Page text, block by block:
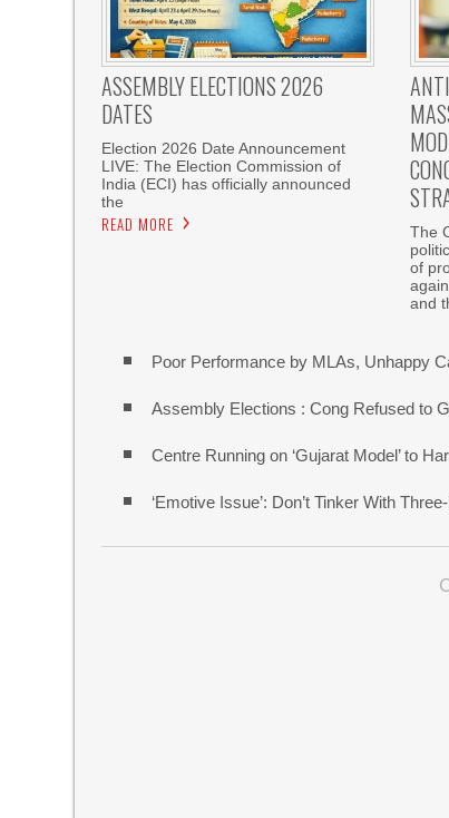
ASSEMBLY ELECTIONS 2026
DATES
Election 2026 Date Announcement
LIVE: The Election Commission of
India (ECI) has officially announced
the
READ MORE
The
of
and
Poor Performance by MLAs, Unhappy
Assembly Elections : Cong Refused to
Centre Running on ‘Gujarat Model’ to
‘Emotive Issue’: Don’t Tinker With